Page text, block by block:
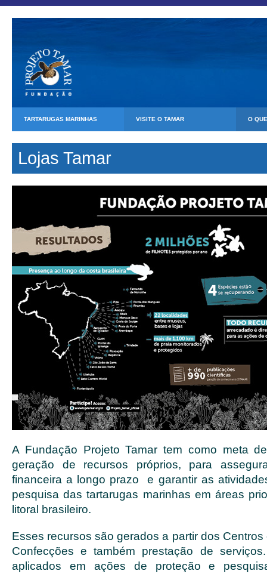
TARTARUGAS MARINHAS VISITE O TAMAR O
Lojas Tamar
A Fundação Projeto Tamar tem como meta
geração de recursos próprios, para
financeira a longo prazo e garantir as
pesquisa das tartarugas marinhas em áreas
litoral brasileiro.
Esses recursos são gerados a partir dos
Confecções e também prestação de
aplicados em ações de proteção e